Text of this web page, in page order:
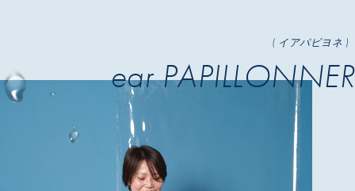
ear PAPILLONNER
( イアパピヨネ )